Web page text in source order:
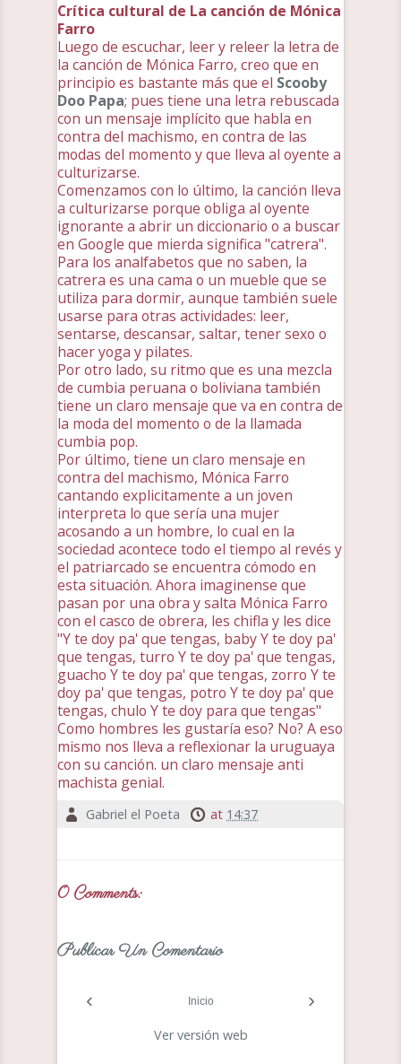
Crítica cultural de La canción de Mónica
Farro
Luego de escuchar, leer y releer la letra de
la canción de Mónica Farro, creo que en
principio es bastante más que el Scooby
Doo Papa; pues tiene una letra rebuscada
con un mensaje implícito que habla en
contra del machismo, en contra de las
modas del momento y que lleva al oyente a
culturizarse.
Comenzamos con lo último, la canción lleva
a culturizarse porque obliga al oyente
ignorante a abrir un diccionario o a buscar
en Google que mierda significa "catrera".
Para los analfabetos que no saben, la
catrera es una cama o un mueble que se
utiliza para dormir, aunque también suele
usarse para otras actividades: leer,
sentarse, descansar, saltar, tener sexo o
hacer yoga y pilates.
Por otro lado, su ritmo que es una mezcla
de cumbia peruana o boliviana también
tiene un claro mensaje que va en contra de
la moda del momento o de la llamada
cumbia pop.
Por último, tiene un claro mensaje en
contra del machismo, Mónica Farro
cantando explicitamente a un joven
interpreta lo que sería una mujer
acosando a un hombre, lo cual en la
sociedad acontece todo el tiempo al revés y
el patriarcado se encuentra cómodo en
esta situación. Ahora imaginense que
pasan por una obra y salta Mónica Farro
con el casco de obrera, les chifla y les dice
"Y te doy pa' que tengas, baby Y te doy pa'
que tengas, turro Y te doy pa' que tengas,
guacho Y te doy pa' que tengas, zorro Y te
doy pa' que tengas, potro Y te doy pa' que
tengas, chulo Y te doy para que tengas"
Como hombres les gustaría eso? No? A eso
mismo nos lleva a reflexionar la uruguaya
con su canción. un claro mensaje anti
machista genial.
Gabriel el Poeta at 14:37
0 Comments:
Publicar Un Comentario
‹ ›
Inicio
Ver versión web